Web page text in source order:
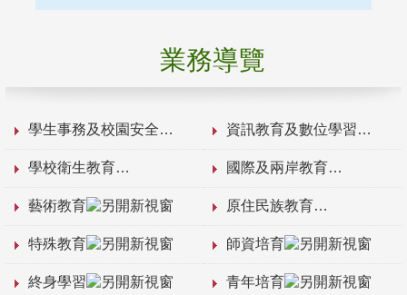
業務導覽
學生事務及校園安全 資訊教育及數位學習
學校衛生教育 國際及兩岸教育
藝術教育 原住民族教育
特殊教育 師資培育
終身學習 青年培育